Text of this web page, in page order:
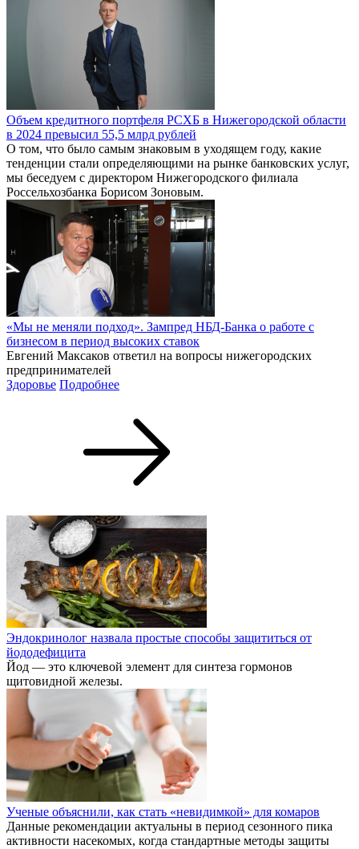
Объем кредитного портфеля РСХБ в Нижегородской области
в 2024 превысил 55,5 млрд рублей
О том, что было самым знаковым в уходящем году, какие
тенденции стали определяющими на рынке банковских услуг,
мы беседуем с директором Нижегородского филиала
Россельхозбанка Борисом Зоновым.
«Мы не меняли подход». Зампред НБД-Банка о работе с
бизнесом в период высоких ставок
Евгений Максаков ответил на вопросы нижегородских
предпринимателей
Здоровье Подробнее
Эндокринолог назвала простые способы защититься от
йододефицита
Йод — это ключевой элемент для синтеза гормонов
щитовидной железы.
Ученые объяснили, как стать «невидимкой» для комаров
Данные рекомендации актуальны в период сезонного пика
активности насекомых, когда стандартные методы защиты